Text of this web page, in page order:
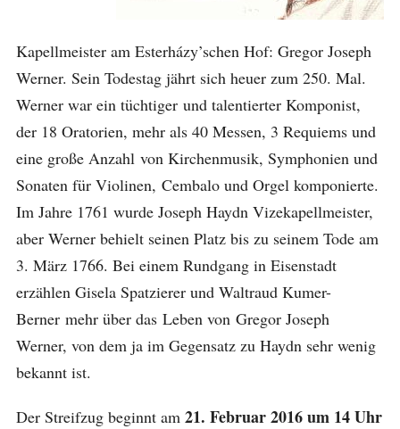
Kapellmeister am Esterházy’schen Hof: Gregor Joseph
Werner. Sein Todestag jährt sich heuer zum 250. Mal.
Werner war ein tüchtiger und talentierter Komponist,
der 18 Oratorien, mehr als 40 Messen, 3 Requiems und
eine große Anzahl von Kirchenmusik, Symphonien und
Sonaten für Violinen, Cembalo und Orgel komponierte.
Im Jahre 1761 wurde Joseph Haydn Vizekapellmeister,
aber Werner behielt seinen Platz bis zu seinem Tode am
3. März 1766. Bei einem Rundgang in Eisenstadt
erzählen Gisela Spatzierer und Waltraud Kumer-
Berner mehr über das Leben von Gregor Joseph
Werner, von dem ja im Gegensatz zu Haydn sehr wenig
bekannt ist.
Der Streifzug beginnt am 21. Februar 2016 um 14 Uhr